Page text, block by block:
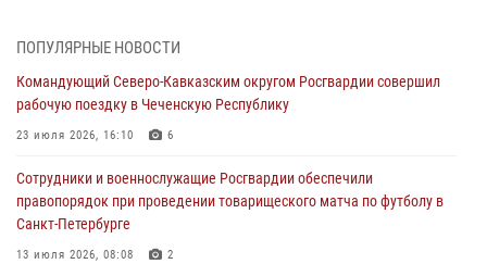
выпуска «Легенды армии с Александром Маршалом»
07 августа 2026, 12:00
ветераны военной контрразведки почтили память Николая
Кузнецова
07 августа 2026, 12:00
ПОПУЛЯРНЫЕ НОВОСТИ
Командующий Северо-Кавказским округом Росгвардии совершил
рабочую поездку в Чеченскую Республику
23 июля 2026, 16:10 6
Сотрудники и военнослужащие Росгвардии обеспечили
правопорядок при проведении товарищеского матча по футболу в
Санкт-Петербурге
13 июля 2026, 08:08 2